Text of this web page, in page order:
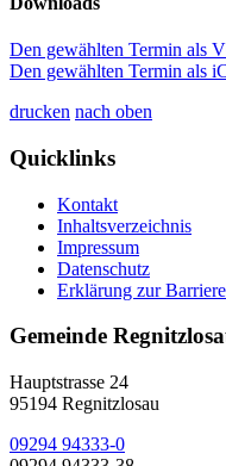
Den gewählten Termin als
Den gewählten Termin als
drucken nach oben
Quicklinks
Kontakt
Inhaltsverzeichnis
Impressum
Datenschutz
Erklärung zur
Gemeinde
Hauptstrasse 24
95194 Regnitzlosau
09294 94333-0